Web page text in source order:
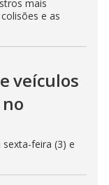
mais
e as
veículos
feira (3) e